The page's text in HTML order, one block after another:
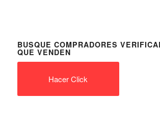
BUSQUE COMPRADORES
QUE VENDEN
Hacer Click